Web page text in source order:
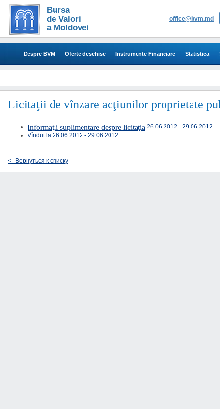
Bursa
de Valori
a Moldovei
office@bvm.md
Despre BVM Oferte deschise Instrumente Financiare Statistica
Licitaţii de vînzare acţiunilor proprietate
Informaţii suplimentare despre licitaţia 26.06.2012 - 29.06.2012
Vîndut la 26.06.2012 - 29.06.2012
<--Вернуться к списку